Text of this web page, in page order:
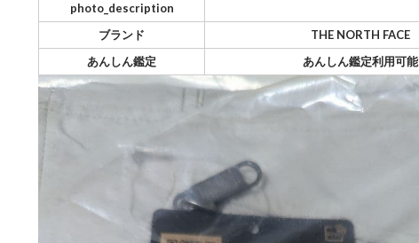
photo_description
ブランド
THE NORTH FACE
あんしん鑑定
あんしん鑑定利用可能